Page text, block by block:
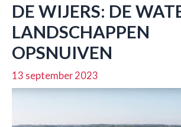
DE WIJERS: DE
LANDSCHAPPEN
OPSNUIVEN
13 september 2023